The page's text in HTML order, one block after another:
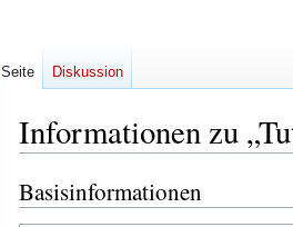
Informationen zu
Zur
Navigation
Zur
Suche
Basisinformationen
Seite Diskussion